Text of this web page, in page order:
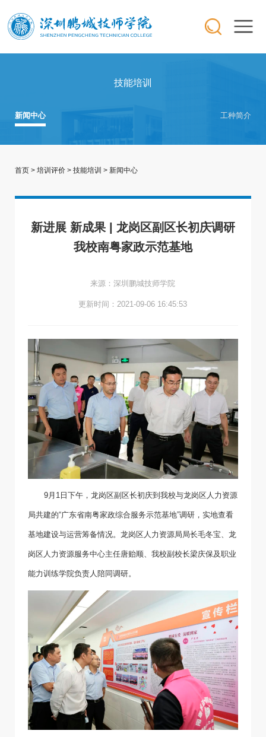
技能培训
新闻中心 工种简介
首页> 培训评价> 技能培训 > 新闻中心
新进展 新成果 | 龙岗区副区长初庆调研
我校南粤家政示范基地
来源：深圳鹏城技师学院
更新时间：2021-09-06 16:45:53
9月1日下午，龙岗区副区长初庆到我校与龙岗区人力资源
局共建的“广东省南粤家政综合服务示范基地”调研，实地查看
基地建设与运营筹备情况。龙岗区人力资源局局长毛冬宝、龙
岗区人力资源服务中心主任唐贻顺、我校副校长梁庆保及职业
能力训练学院负责人陪同调研。